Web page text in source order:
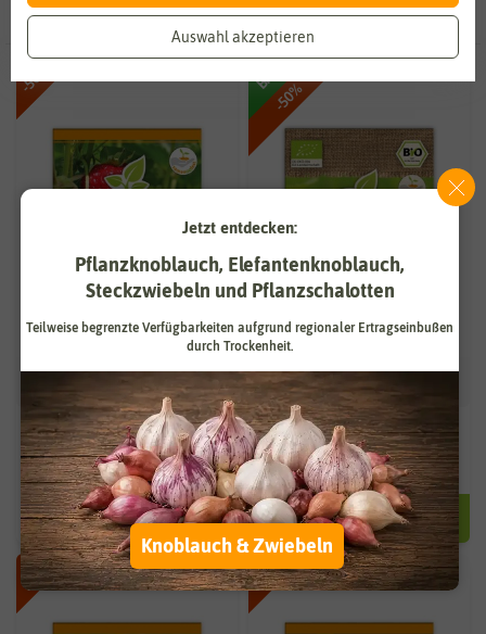
-50%
Erdbeere Temptation
2,69 € 1,34 €
-50%
BIO
BIO Monatserdbeere Rügen
3,49 € 1,74 €
-50% -50%
Auswahl akzeptieren
Jetzt entdecken:
Pflanzknoblauch, Elefantenknoblauch,
Steckzwiebeln und Pflanzschalotten
Teilweise begrenzte Verfügbarkeiten aufgrund regionaler Ertragseinbußen
durch Trockenheit.
Knoblauch & Zwiebeln